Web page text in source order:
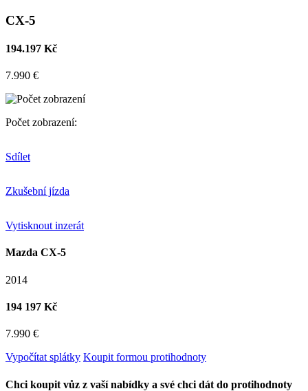
CX-5
194.197 Kč
7.990 €
Počet zobrazení:
Sdílet
Zkušební jízda
Vytisknout inzerát
Mazda CX-5
2014
194 197 Kč
7.990 €
Vypočítat splátky Koupit formou protihodnoty
Chci koupit vůz z vaší nabídky a své chci dát do protihodnoty